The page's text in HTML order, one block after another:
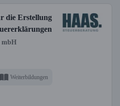
die Erstellung
mbH
Weiterbildungen